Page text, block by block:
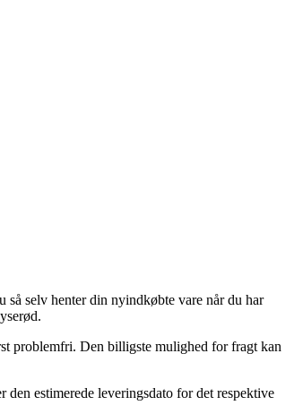
selv henter din nyindkøbte vare når du har
problemfri. Den billigste mulighed for fragt kan
estimerede leveringsdato for det respektive